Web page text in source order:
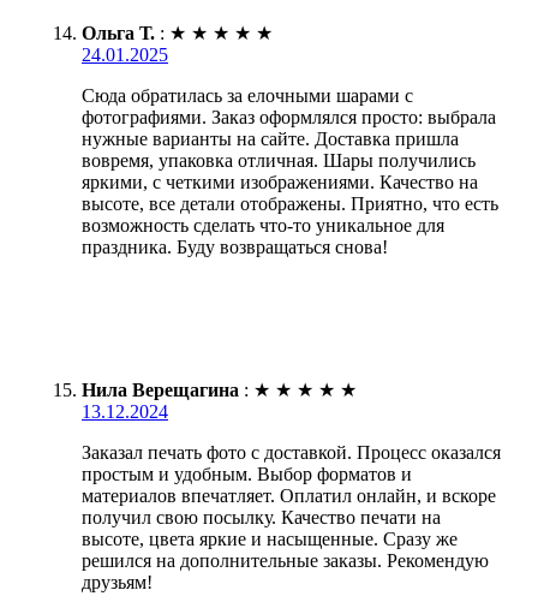
Ольга Т. : ★ ★ ★ ★ ★
24.01.2025
Сюда обратилась за елочными шарами с
фотографиями. Заказ оформлялся просто: выбрала
нужные варианты на сайте. Доставка пришла
вовремя, упаковка отличная. Шары получились
яркими, с четкими изображениями. Качество на
высоте, все детали отображены. Приятно, что есть
возможность сделать что-то уникальное для
праздника. Буду возвращаться снова!
Нила Верещагина : ★ ★ ★ ★ ★
13.12.2024
Заказал печать фото с доставкой. Процесс оказался
простым и удобным. Выбор форматов и
материалов впечатляет. Оплатил онлайн, и вскоре
получил свою посылку. Качество печати на
высоте, цвета яркие и насыщенные. Сразу же
решился на дополнительные заказы. Рекомендую
друзьям!